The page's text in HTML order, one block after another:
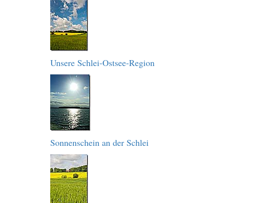
Unsere Schlei-Ostsee-Region
Sonnenschein an der Schlei